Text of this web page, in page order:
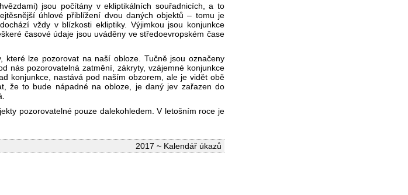
jsou počítány v ekliptikálních souřadnicích, a to
úhlové přiblížení dvou daných objektů – tomu je
vždy v blízkosti ekliptiky. Výjimkou jsou konjunkce
časové údaje jsou uváděny ve středoevropském čase
lze pozorovat na naší obloze. Tučně jsou označeny
nás pozorovatelná zatmění, zákryty, vzájemné konjunkce
konjunkce, nastává pod naším obzorem, ale je vidět obě
že to bude nápadné na obloze, je daný jev zařazen do
pozorovatelné pouze dalekohledem. V letošním roce je
2017 ~ Kalendář úkazů